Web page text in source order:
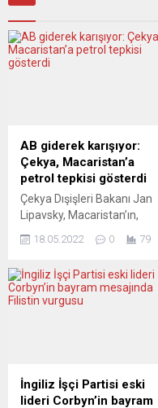
AB giderek karışıyor:
Çekya, Macaristan’a
petrol tepkisi gösterdi
Çekya Dışişleri Bakanı Jan
Lipavsky, Macaristan’ın,
Rusya’dan petrol alınmasını
yasaklamayı planlayan
Komisyonu’nun yeni
yaptırım paketine yönelik
daha fazla birlik içinde
olması gerektiğini belirterek,
18.05.2022 0 79
İngiliz İşçi Partisi eski
lideri Corbyn’in bayram